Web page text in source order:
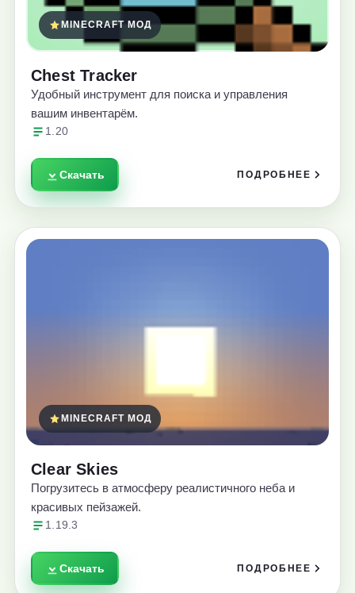
MINECRAFT МОД
Chest Tracker
Удобный инструмент для поиска и управления
вашим инвентарём.
1.20
Скачать ПОДРОБНЕЕ
MINECRAFT МОД
Clear Skies
Погрузитесь в атмосферу реалистичного неба и
красивых пейзажей.
1.19.3
Скачать ПОДРОБНЕЕ